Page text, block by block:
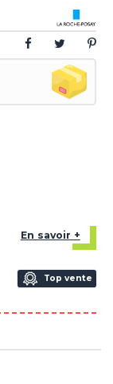
En savoir +
Top vente